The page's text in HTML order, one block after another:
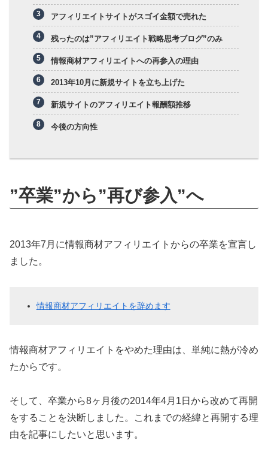
アフィリエイトサイトがスゴイ金額で売れた
残ったのは”アフィリエイト戦略思考ブログ”のみ
情報商材アフィリエイトへの再参入の理由
2013年10月に新規サイトを立ち上げた
新規サイトのアフィリエイト報酬額推移
今後の方向性
”卒業”から”再び参入”へ
2013年7月に情報商材アフィリエイトからの卒業を宣言し
ました。
情報商材アフィリエイトを辞めます
情報商材アフィリエイトをやめた理由は、単純に熱が冷め
たからです。
そして、卒業から8ヶ月後の2014年4月1日から改めて再開
をすることを決断しました。これまでの経緯と再開する理
由を記事にしたいと思います。